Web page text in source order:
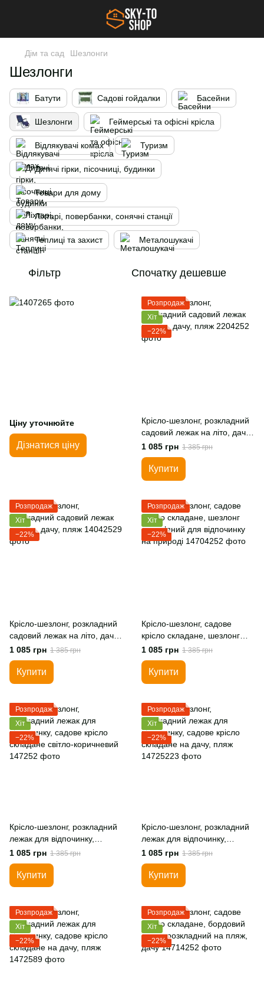
Дім та сад Шезлонги
Шезлонги
Батути Садові гойдалки Басейни
Шезлонги Геймерські та офісні крісла
Відлякувачі комах Туризм
Дитячі гірки, пісочниці, будинки
Товари для дому
Ліхтарі, повербанки, сонячні станції
Теплиці та захист Металошукачі
Фільтр Спочатку дешевше
Ціну уточнюйте
Дізнатися ціну
Розпродаж
Хіт
−22%
Крісло-шезлонг, розкладний
садовий лежак на літо, дачу,
пляж
1 085 грн 1 385 грн
Купити
Розпродаж
Хіт
−22%
Крісло-шезлонг, розкладний
садовий лежак на літо, дачу,
пляж
1 085 грн 1 385 грн
Купити
Розпродаж
Хіт
−22%
Крісло-шезлонг, садове
крісло складане, шезлонг
дерев’яний для відпочинку
на природі
1 085 грн 1 385 грн
Купити
Розпродаж
Хіт
−22%
Крісло-шезлонг, розкладний
лежак для відпочинку,
садове крісло складане
світло-коричневий
1 085 грн 1 385 грн
Купити
Розпродаж
Хіт
−22%
Крісло-шезлонг, розкладний
лежак для відпочинку,
садове крісло складане на
дачу, пляж
1 085 грн 1 385 грн
Купити
Розпродаж
Хіт
−22%
Розпродаж
Хіт
−22%